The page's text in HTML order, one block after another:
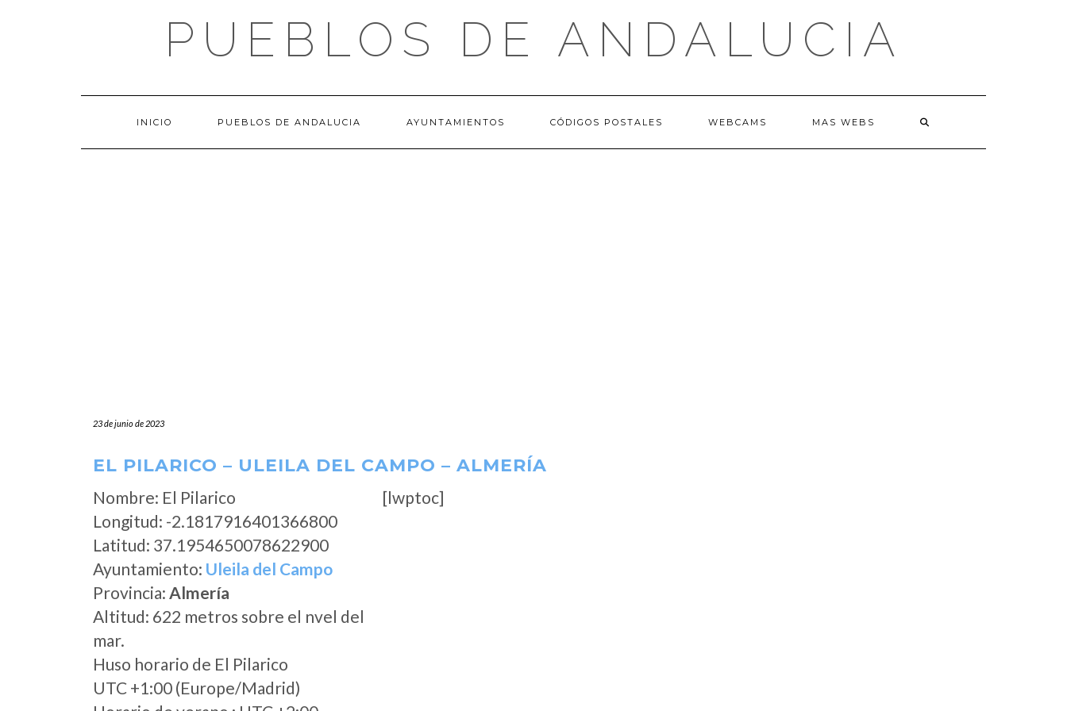
PUEBLOS DE ANDALUCIA
INICIO PUEBLOS DE ANDALUCIA AYUNTAMIENTOS CÓDIGOS POSTALES WEBCAMS MAS WEBS
23 de junio de 2023
EL PILARICO – ULEILA DEL CAMPO – ALMERÍA
Nombre: El Pilarico
Longitud: -2.1817916401366800
Latitud: 37.1954650078622900
Ayuntamiento: Uleila del Campo
Provincia: Almería
Altitud: 622 metros sobre el nvel del
mar.
Huso horario de El Pilarico
UTC +1:00 (Europe/Madrid)
[lwptoc]